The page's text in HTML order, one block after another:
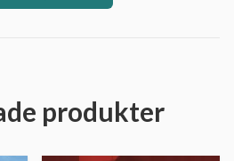
produkter